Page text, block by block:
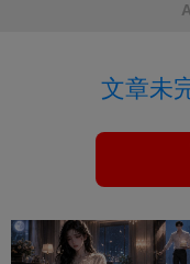
文章未